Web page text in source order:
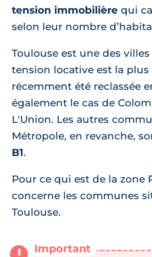
tension immobilière qui
selon leur nombre
Toulouse est une des
tension locative est la plus
récemment été reclassée
également le cas de
L'Union. Les autres
Métropole, en revanche,
B1.
Pour ce qui est de la zone
concerne les communes
Toulouse.